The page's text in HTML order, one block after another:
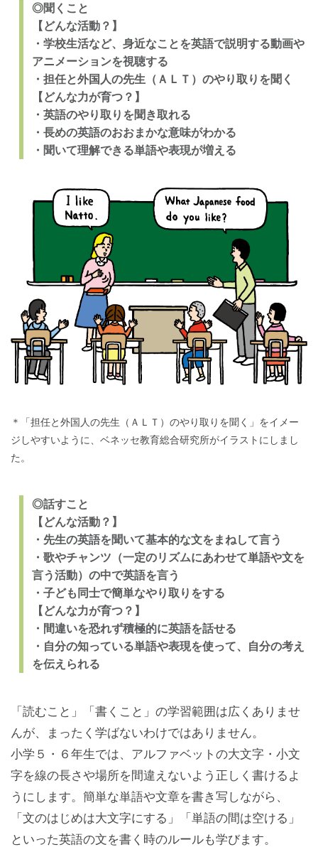
◎聞くこと
【どんな活動？】
・学校生活など、身近なことを英語で説明する動画や
アニメーションを視聴する
・担任と外国人の先生（ＡＬＴ）のやり取りを聞く
【どんな力が育つ？】
・英語のやり取りを聞き取れる
・長めの英語のおおまかな意味がわかる
・聞いて理解できる単語や表現が増える
＊「担任と外国人の先生（ＡＬＴ）のやり取りを聞く」をイメー
ジしやすいように、ベネッセ教育総合研究所がイラストにしまし
た。
◎話すこと
【どんな活動？】
・先生の英語を聞いて基本的な文をまねして言う
・歌やチャンツ（一定のリズムにあわせて単語や文を
言う活動）の中で英語を言う
・子ども同士で簡単なやり取りをする
【どんな力が育つ？】
・間違いを恐れず積極的に英語を話せる
・自分の知っている単語や表現を使って、自分の考え
を伝えられる
「読むこと」「書くこと」の学習範囲は広くありませ
んが、まったく学ばないわけではありません。
小学５・６年生では、アルファベットの大文字・小文
字を線の長さや場所を間違えないよう正しく書けるよ
うにします。簡単な単語や文章を書き写しながら、
「文のはじめは大文字にする」「単語の間は空ける」
といった英語の文を書く時のルールも学びます。